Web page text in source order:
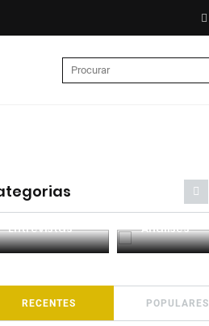
Entrevistas Análises
RECENTES POPULARES